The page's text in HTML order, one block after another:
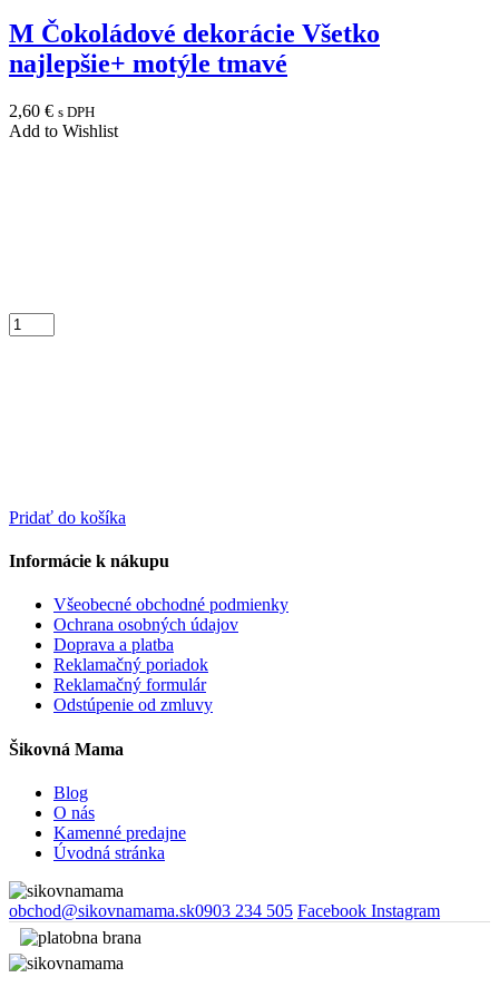
M Čokoládové dekorácie Všetko
najlepšie+ motýle tmavé
2,60 € s DPH
Add to Wishlist
Pridať do košíka
Informácie k nákupu
Všeobecné obchodné podmienky
Ochrana osobných údajov
Doprava a platba
Reklamačný poriadok
Reklamačný formulár
Odstúpenie od zmluvy
Šikovná Mama
Blog
O nás
Kamenné predajne
Úvodná stránka
obchod@sikovnamama.sk0903 234 505 Facebook Instagram